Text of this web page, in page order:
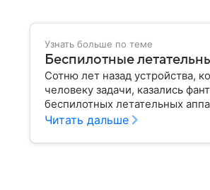
Узнать больше по теме
Беспилотные
Сотню лет назад устройства,
человеку задачи, казались
беспилотных летательных
Читать дальше